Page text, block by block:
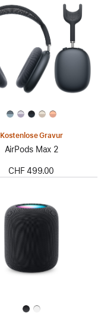
Kostenlose Gravur
AirPods Max 2
CHF 499.00